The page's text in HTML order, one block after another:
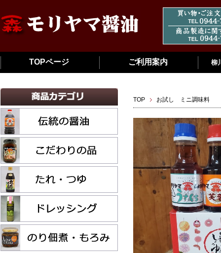
TOPページ ご利用案内 柳
TOP お試し ミニ調味料